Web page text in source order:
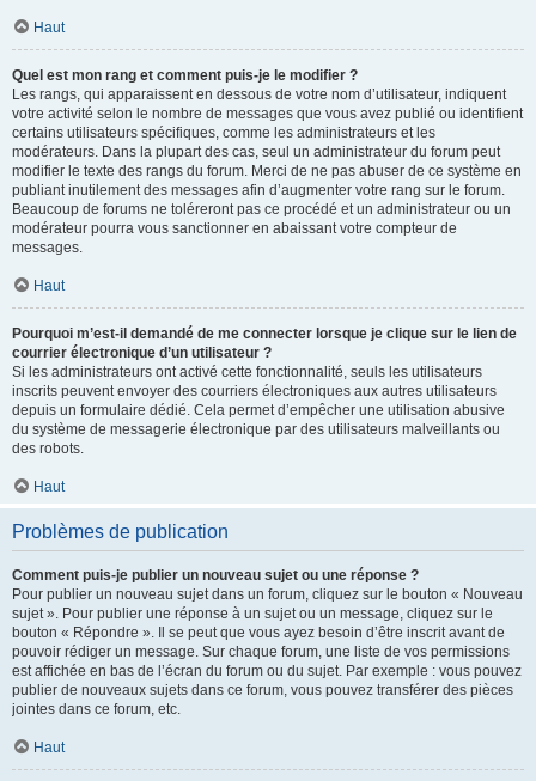
Haut
Quel est mon rang et comment puis-je le modifier ?
Les rangs, qui apparaissent en dessous de votre nom d’utilisateur, indiquent
votre activité selon le nombre de messages que vous avez publié ou identifient
certains utilisateurs spécifiques, comme les administrateurs et les
modérateurs. Dans la plupart des cas, seul un administrateur du forum peut
modifier le texte des rangs du forum. Merci de ne pas abuser de ce système en
publiant inutilement des messages afin d’augmenter votre rang sur le forum.
Beaucoup de forums ne toléreront pas ce procédé et un administrateur ou un
modérateur pourra vous sanctionner en abaissant votre compteur de
messages.
Haut
Pourquoi m’est-il demandé de me connecter lorsque je clique sur le lien de
courrier électronique d’un utilisateur ?
Si les administrateurs ont activé cette fonctionnalité, seuls les utilisateurs
inscrits peuvent envoyer des courriers électroniques aux autres utilisateurs
depuis un formulaire dédié. Cela permet d’empêcher une utilisation abusive
du système de messagerie électronique par des utilisateurs malveillants ou
des robots.
Haut
Problèmes de publication
Comment puis-je publier un nouveau sujet ou une réponse ?
Pour publier un nouveau sujet dans un forum, cliquez sur le bouton « Nouveau
sujet ». Pour publier une réponse à un sujet ou un message, cliquez sur le
bouton « Répondre ». Il se peut que vous ayez besoin d’être inscrit avant de
pouvoir rédiger un message. Sur chaque forum, une liste de vos permissions
est affichée en bas de l’écran du forum ou du sujet. Par exemple : vous pouvez
publier de nouveaux sujets dans ce forum, vous pouvez transférer des pièces
jointes dans ce forum, etc.
Haut